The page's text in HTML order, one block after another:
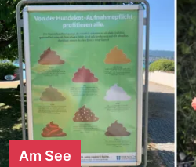
Am See